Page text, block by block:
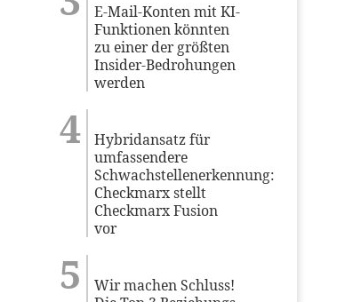
E-Mail-Konten mit KI-
Funktionen könnten
zu einer der größten
Insider-Bedrohungen
werden
Hybridansatz für
umfassendere
Schwachstellenerkennung:
Checkmarx stellt
Checkmarx Fusion
vor
Wir machen Schluss!